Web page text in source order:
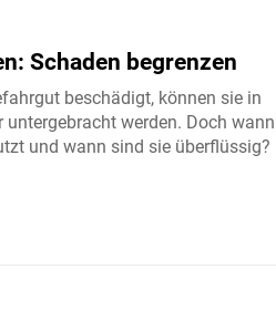
Schaden begrenzen
beschädigt, können sie in
werden. Doch wann
und wann sind sie überflüssig?